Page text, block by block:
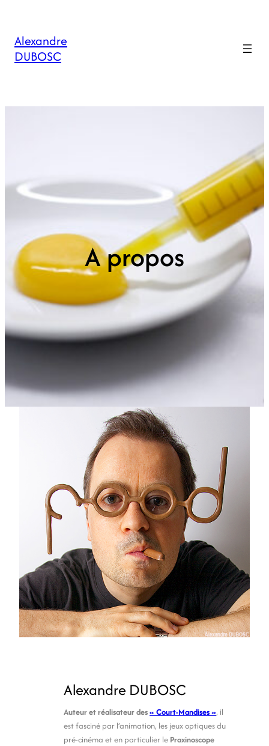
Alexandre
DUBOSC
A propos
Alexandre DUBOSC
Auteur et réalisateur des« Court-Mandises », il
est fasciné par l’animation, les jeux optiques du
pré-cinéma et en particulier le Praxinoscope